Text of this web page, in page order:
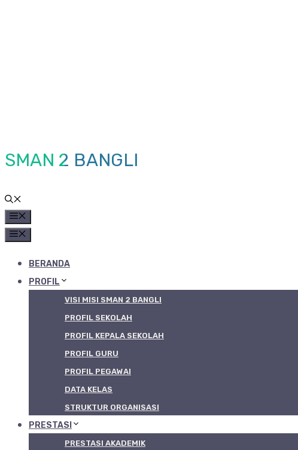
SMAN 2 BANGLI
BERANDA
PROFIL
VISI MISI SMAN 2 BANGLI
PROFIL SEKOLAH
PROFIL KEPALA SEKOLAH
PROFIL GURU
PROFIL PEGAWAI
DATA KELAS
STRUKTUR ORGANISASI
PRESTASI
PRESTASI AKADEMIK